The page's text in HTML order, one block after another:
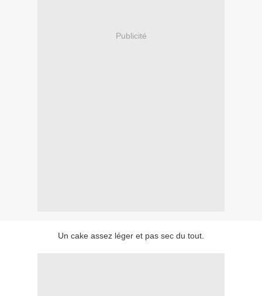
Publicité
Un cake assez léger et pas sec du tout.